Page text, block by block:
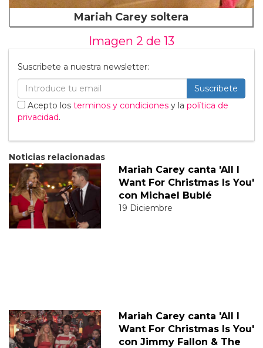
Mariah Carey soltera
Imagen 2 de 13
Suscribete a nuestra newsletter:
Suscribete
Acepto los terminos y condiciones y la política de
privacidad.
Noticias relacionadas
Mariah Carey canta 'All I
Want For Christmas Is You'
con Michael Bublé
19 Diciembre
Mariah Carey canta 'All I
Want For Christmas Is You'
con Jimmy Fallon & The